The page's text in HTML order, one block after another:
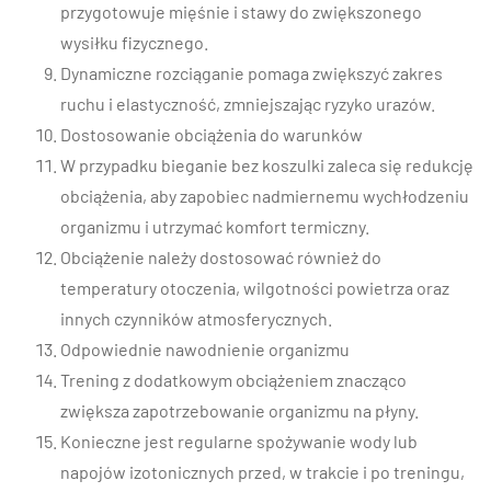
przygotowuje mięśnie i stawy do zwiększonego
wysiłku fizycznego.
Dynamiczne rozciąganie pomaga zwiększyć zakres
ruchu i elastyczność, zmniejszając ryzyko urazów.
Dostosowanie obciążenia do warunków
W przypadku bieganie bez koszulki zaleca się redukcję
obciążenia, aby zapobiec nadmiernemu wychłodzeniu
organizmu i utrzymać komfort termiczny.
Obciążenie należy dostosować również do
temperatury otoczenia, wilgotności powietrza oraz
innych czynników atmosferycznych.
Odpowiednie nawodnienie organizmu
Trening z dodatkowym obciążeniem znacząco
zwiększa zapotrzebowanie organizmu na płyny.
Konieczne jest regularne spożywanie wody lub
napojów izotonicznych przed, w trakcie i po treningu,